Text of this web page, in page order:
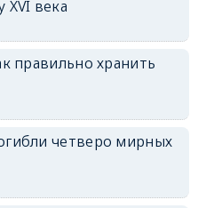
XVI века
правильно хранить
четверо мирных